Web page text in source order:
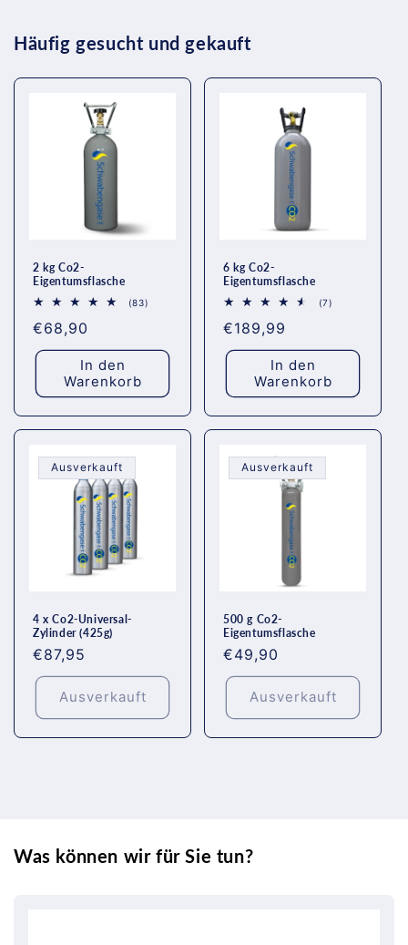
Häufig gesucht und gekauft
2 kg Co2-
Eigentumsflasche
(83)
Normaler
Preis
€68,90
In den
Warenkorb
6 kg Co2-
Eigentumsflasche
(7)
Normaler
Preis
€189,99
In den
Warenkorb
Ausverkauft
4 x Co2-Universal-
Zylinder (425g)
Normaler
Preis
€87,95
Ausverkauft
Ausverkauft
500 g Co2-
Eigentumsflasche
Normaler
Preis
€49,90
Ausverkauft
Was können wir für Sie tun?